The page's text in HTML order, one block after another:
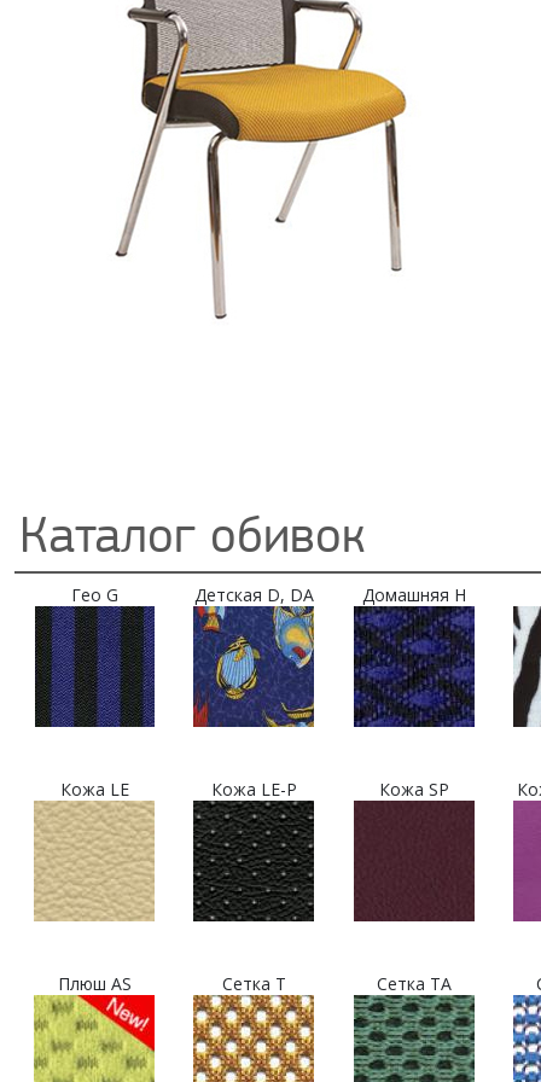
Каталог обивок
Гео G Детская D, DA Домашняя H
Кожа LE Кожа LE-P Кожа SP
Плюш AS Сетка T Сетка TA